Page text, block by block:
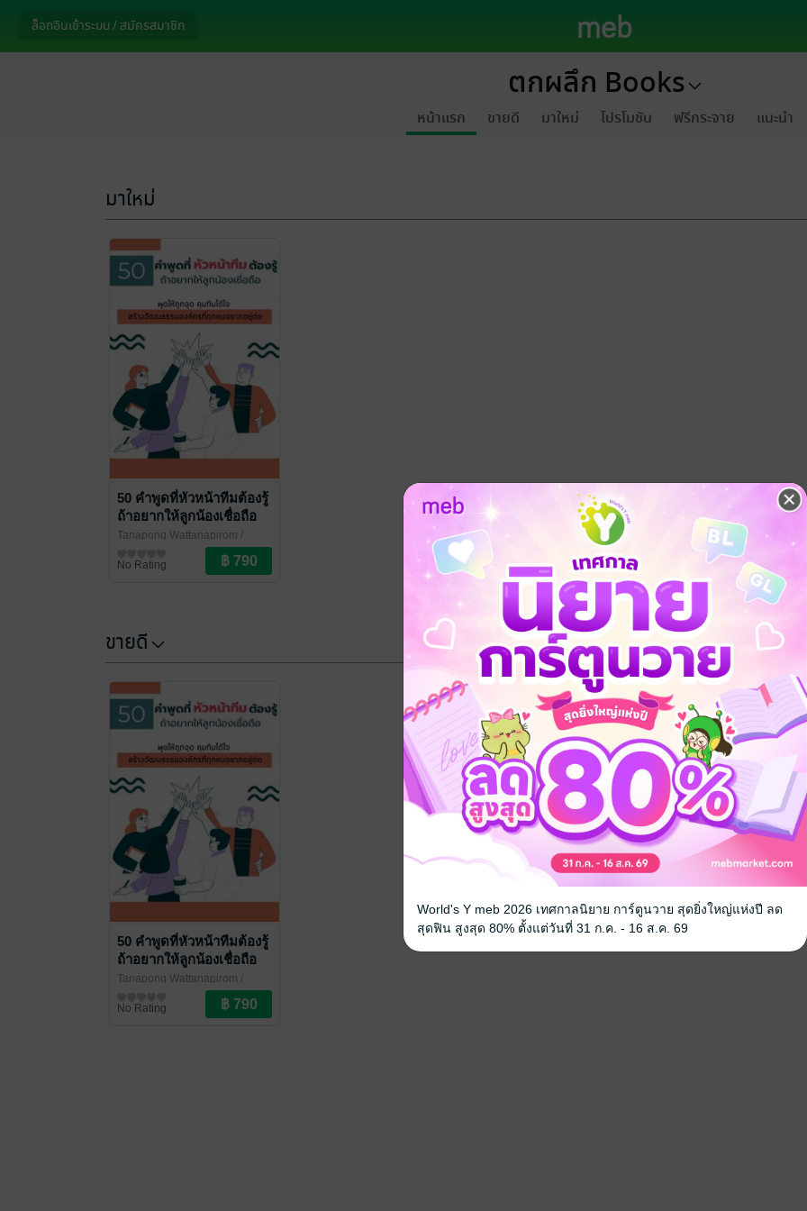
ล็อกอินเข้าระบบ / สมัครสมาชิก
ตกผลึก Books
หน้าแรก ขายดี มาใหม่ โปรโมชัน ฟรีกระจาย แนะนำ
มาใหม่
50 คำพูดที่หัวหน้าทีมต้องรู้
ถ้าอยากให้ลูกน้องเชื่อถือ
Tanapong Wattanapirom /
การบริหารงานบุคคล
No Rating
ขายดี
50 คำพูดที่หัวหน้าทีมต้องรู้
ถ้าอยากให้ลูกน้องเชื่อถือ
Tanapong Wattanapirom /
การบริหารงานบุคคล
No Rating
World's Y meb 2026 เทศกาลนิยาย การ์ตูนวาย สุดยิ่งใหญ่แห่งปี ลด
สุดฟิน สูงสุด 80% ตั้งแต่วันที่ 31 ก.ค. - 16 ส.ค. 69